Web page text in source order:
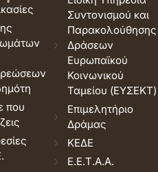
που
Συντονισμού και
Παρακολούθησης
Δράσεων
Ευρωπαϊκού
Κοινωνικού
Ταμείου (ΕΥΣΕΚΤ)
Επιμελητήριο
Δράμας
ΚΕΔΕ
Ε.Ε.Τ.Α.Α.